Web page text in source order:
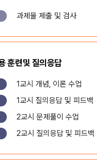
과제물 제출 및 검사
훈련및 질의응답
1교시 개념, 이론 수업
1교시 질의응답 및 피드백
2교시 문제풀이 수업
2교시 질의응답 및 피드백